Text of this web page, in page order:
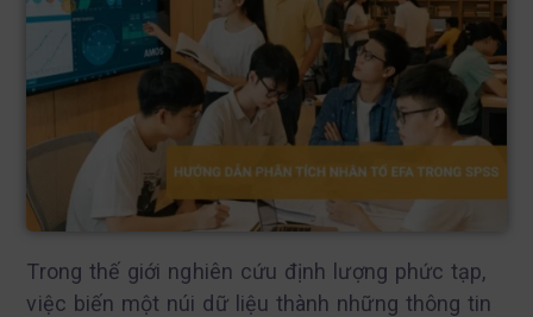
Trong thế giới nghiên cứu định lượng phức tạp,
việc biến một núi dữ liệu thành những thông tin